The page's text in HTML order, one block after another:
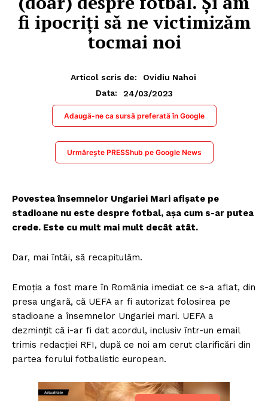
fi ipocriți să ne victimizăm
tocmai noi
Articol scris de:
Ovidiu Nahoi
Data:
24/03/2023
Adaugă-ne ca sursă preferată în Google
Urmărește PRESShub pe Google News
Povestea însemnelor Ungariei Mari afișate pe
stadioane nu este despre fotbal, așa cum s-ar putea
crede. Este cu mult mai mult decât atât.
Dar, mai întâi, să recapitulăm.
Emoția a fost mare în România imediat ce s-a aflat, din
presa ungară, că UEFA ar fi autorizat folosirea pe
stadioane a însemnelor Ungariei mari. UEFA a
dezmințit că i-ar fi dat acordul, inclusiv într-un email
trimis redacției RFI, după ce noi am cerut clarificări din
partea forului fotbalistic european.